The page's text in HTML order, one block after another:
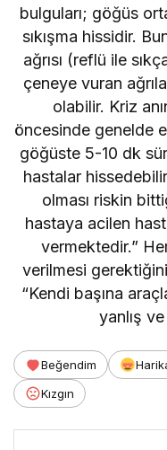
bulguları; göğüs
sıkışma hissidir.
ağrısı (reflü ile
çeneye vuran
olabilir. Kriz
öncesinde genelde
göğüste 5-10 dk
hastalar
olması riskin
hastaya acilen
vermektedir.”
verilmesi
“Kendi başına
yanlış
Beğendim
Kızgın